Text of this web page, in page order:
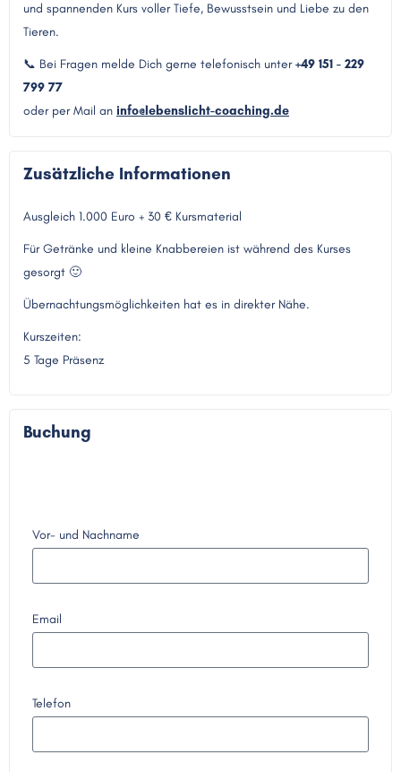
und spannenden Kurs voller Tiefe, Bewusstsein und Liebe zu den
Tieren.
📞 Bei Fragen melde Dich gerne telefonisch unter+49 151 - 229
799 77
oder per Mail an info@lebenslicht-coaching.de
Zusätzliche Informationen
Ausgleich 1.000 Euro + 30 € Kursmaterial
Für Getränke und kleine Knabbereien ist während des Kurses
gesorgt 🙂
Übernachtungsmöglichkeiten hat es in direkter Nähe.
Kurszeiten:
5 Tage Präsenz
Buchung
Vor- und Nachname
Email
Telefon